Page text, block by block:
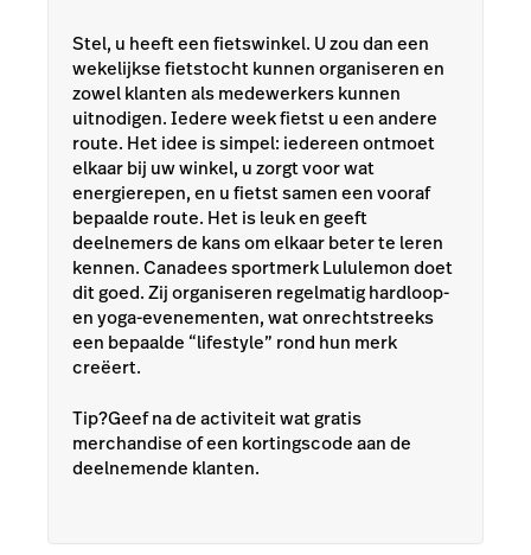
Stel, u heeft een fietswinkel. U zou dan een
wekelijkse fietstocht kunnen organiseren en
zowel klanten als medewerkers kunnen
uitnodigen. Iedere week fietst u een andere
route. Het idee is simpel: iedereen ontmoet
elkaar bij uw winkel, u zorgt voor wat
energierepen, en u fietst samen een vooraf
bepaalde route. Het is leuk en geeft
deelnemers de kans om elkaar beter te leren
kennen. Canadees sportmerk Lululemon doet
dit goed. Zij organiseren regelmatig hardloop-
en yoga-evenementen, wat onrechtstreeks
een bepaalde “lifestyle” rond hun merk
creëert.
Tip?Geef na de activiteit wat gratis
merchandise of een kortingscode aan de
deelnemende klanten.